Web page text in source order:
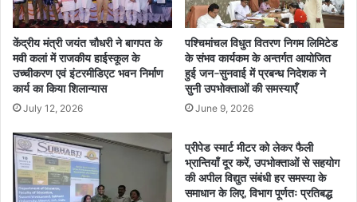
केंद्रीय मंत्री जयंत चौधरी ने बागपत के
मवी कलां में राजकीय हाईस्कूल के
उच्चीकरण एवं इंटरमीडिएट भवन निर्माण
कार्य का किया शिलान्यास
July 12, 2026
पश्चिमांचल विधुत वितरण निगम लिमिटेड
के संभव कार्यकम के अन्तर्गत आयोजित
हुई जन-सुनवाई में प्रबन्ध निदेशक ने
सुनी उपभोक्ताओं की समस्याएँ
June 9, 2026
प्रीपेड स्मार्ट मीटर को लेकर फैली
भ्रान्तियाँ दूर करें, उपभोक्ताओं से सहयोग
की अपील विद्युत संबंधी हर समस्या के
समाधान के लिए, विभाग पूर्णतः प्रतिबद्ध